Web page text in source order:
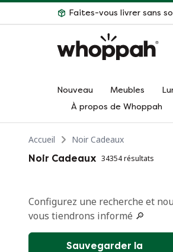
Faites-vous livrer sans
Nouveau Meubles
À propos de Whoppah
Accueil
Noir Cadeaux
Noir Cadeaux 34354 résultats
Configurez une recherche et
vous tiendrons informé 🔎
Sauvegarder la